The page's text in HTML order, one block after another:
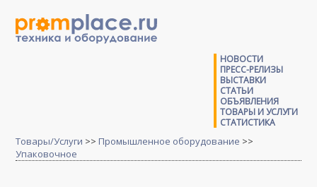
НОВОСТИ
ПРЕСС-РЕЛИЗЫ
ВЫСТАВКИ
СТАТЬИ
ОБЪЯВЛЕНИЯ
ТОВАРЫ И УСЛУГИ
СТАТИСТИКА
Товары/Услуги >> Промышленное оборудование >>
Упаковочное